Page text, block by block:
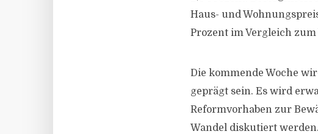
Haus- und
Prozent im Vergleich zum
Die kommende Woche
geprägt sein. Es wird
Reformvorhaben zur
Wandel diskutiert werden.